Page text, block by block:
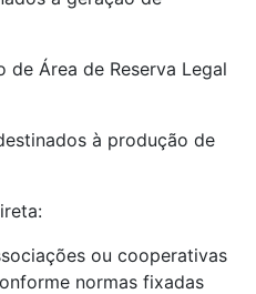
Área de Reserva Legal
à produção de
ou cooperativas
normas fixadas